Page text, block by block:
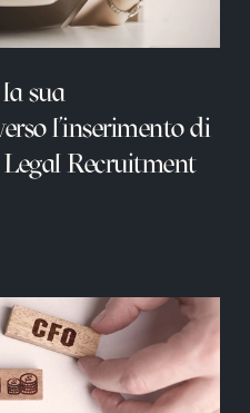
sua
l’inserimento di
Recruitment